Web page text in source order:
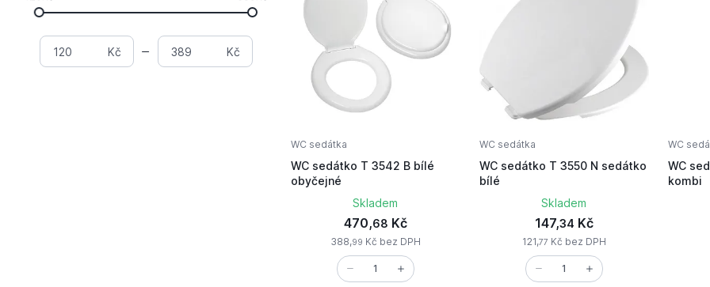
Kč Kč
WC sedátka
WC sedátko T 3542 B bílé
obyčejné
Skladem
470,68 Kč
388,99 Kč bez DPH
WC sedátka
WC sedátko T 3550 N sedátko
bílé
Skladem
147,34 Kč
121,77 Kč bez DPH
WC
WC
kombi